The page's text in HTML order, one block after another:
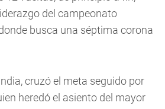
del campeonato
busca una séptima corona
cruzó el meta seguido por
heredó el asiento del mayor